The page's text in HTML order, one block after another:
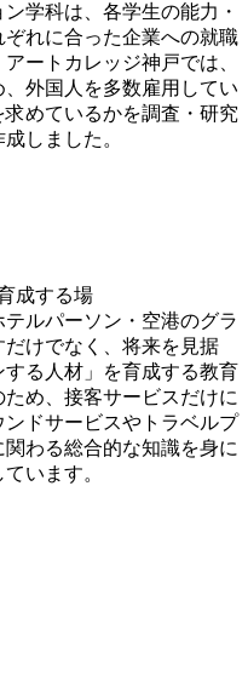
学科は、各学生の能力・
れに合った企業への就職
ートカレッジ神戸では、
外国人を多数雇用してい
めているかを調査・研究
しました。
成する場
ルパーソン・空港のグラ
けでなく、将来を見据
する人材」を育成する教育
め、接客サービスだけに
ドサービスやトラベルプ
わる総合的な知識を身に
います。